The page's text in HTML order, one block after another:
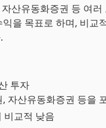
산유동화증권 등 여
을 목표로 하며, 비교
투자
자산유동화증권 등을
비교적 낮음